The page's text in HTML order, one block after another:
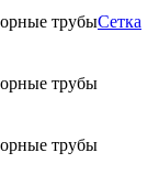
Сетка